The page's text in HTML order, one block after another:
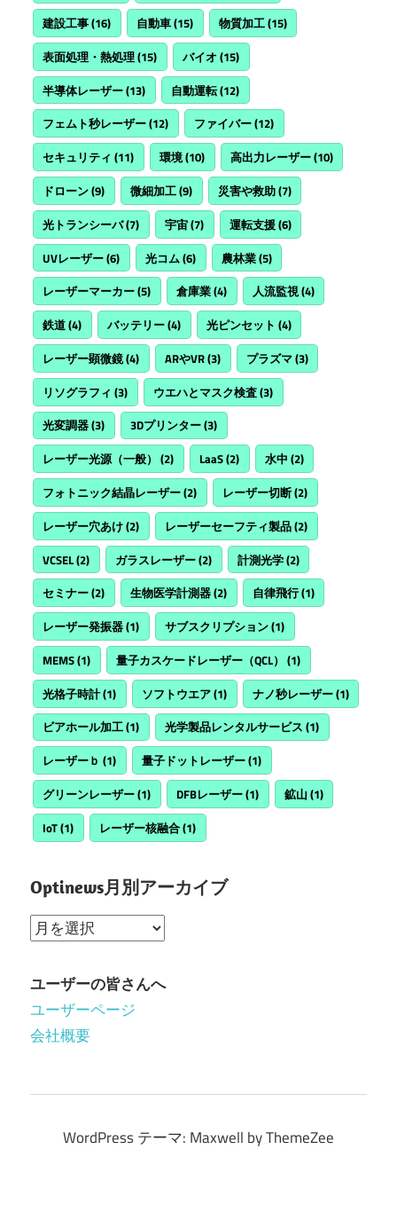
建設工事(16) 自動車(15) 物質加工(15)
表面処理・熱処理(15) バイオ (15)
半導体レーザー(13) 自動運転(12)
フェムト秒レーザー(12) ファイバー(12)
セキュリティ (11) 環境(10) 高出力レーザー(10)
ドローン(9) 微細加工(9) 災害や救助(7)
光トランシーバ(7) 宇宙(7) 運転支援(6)
UVレーザー(6) 光コム(6) 農林業(5)
レーザーマーカー(5) 倉庫業(4) 人流監視(4)
鉄道(4) バッテリー(4) 光ピンセット (4)
レーザー顕微鏡(4) ARやVR(3) プラズマ(3)
リソグラフィ (3) ウエハとマスク検査(3)
光変調器(3) 3Dプリンター(3)
レーザー光源（一般） (2) LaaS(2) 水中 (2)
フォトニック結晶レーザー(2) レーザー切断(2)
レーザー穴あけ(2) レーザーセーフティ製品(2)
VCSEL(2) ガラスレーザー(2) 計測光学(2)
セミナー(2) 生物医学計測器(2) 自律飛行(1)
レーザー発振器(1) サブスクリプション(1)
MEMS(1) 量子カスケードレーザー（QCL） (1)
光格子時計(1) ソフトウエア(1) ナノ秒レーザー(1)
ビアホール加工(1) 光学製品レンタルサービス (1)
レーザーｂ (1) 量子ドットレーザー(1)
グリーンレーザー(1) DFBレーザー(1) 鉱山 (1)
IoT(1) レーザー核融合(1)
Optinews月別アーカイブ
Optinews
別
ア
ー
ユーザーの皆さんへ
ユーザーページ
会社概要
WordPress テーマ: Maxwell by ThemeZee